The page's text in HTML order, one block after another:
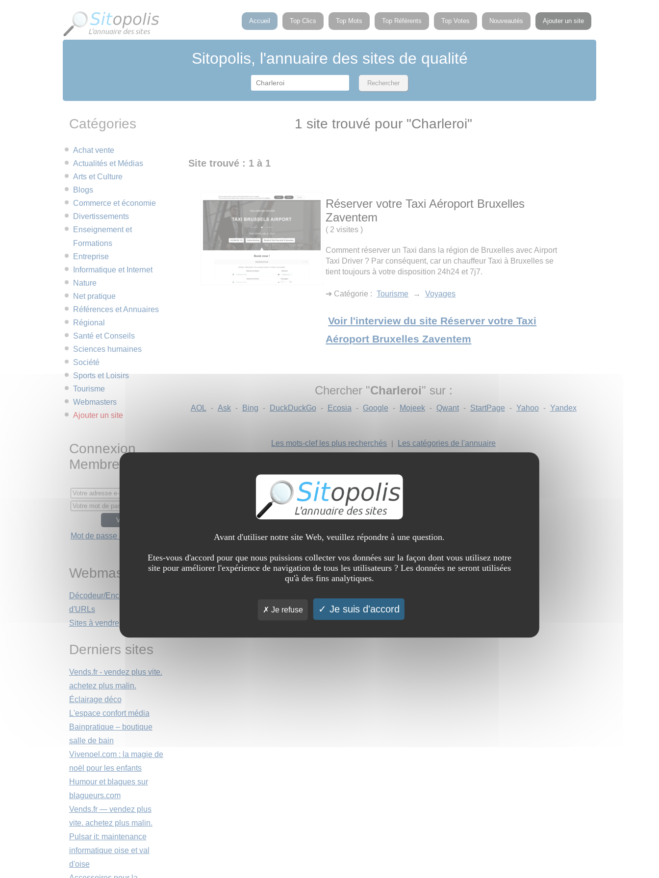
Accueil Top Clics Top Mots Top Référents Top Votes Nouveautés Ajouter un site
Sitopolis, l'annuaire des sites de qualité
1 site trouvé pour "Charleroi"
Site trouvé : 1 à 1
Réserver votre Taxi Aéroport Bruxelles
Zaventem
( 2 visites)
Comment réserver un Taxi dans la région de Bruxelles avec Airport
Taxi Driver ? Par conséquent, car un chauffeur Taxi à Bruxelles se
tient toujours à votre disposition 24h24 et 7j7.
➔ Catégorie : Tourisme → Voyages
Voir l'interview du site Réserver votre Taxi
Aéroport Bruxelles Zaventem
Chercher "Charleroi" sur :
AOL - Ask - Bing - DuckDuckGo - Ecosia - Google - Mojeek - Qwant - StartPage - Yahoo - Yandex
Les mots-clef les plus recherchés | Les catégories de l'annuaire
Catégories
Achat vente
Actualités et Médias
Arts et Culture
Blogs
Commerce et économie
Divertissements
Enseignement et
Formations
Entreprise
Informatique et Internet
Nature
Net pratique
Références et Annuaires
Régional
Santé et Conseils
Sciences humaines
Société
Sports et Loisirs
Tourisme
Webmasters
Ajouter un site
Connexion
Membres
Mot de passe oublié ?
Webmasters
Décodeur/Encodeur
d'URLs
Sites à vendre
Derniers sites
Vends.fr - vendez plus vite.
achetez plus malin.
Éclairage déco
L'espace confort média
Bainpratique – boutique
salle de bain
Vivenoel.com : la magie de
noël pour les enfants
Humour et blagues sur
blagueurs.com
Vends.fr — vendez plus
vite. achetez plus malin.
Pulsar it: maintenance
informatique oise et val
d'oise
Avant d'utiliser notre site Web, veuillez répondre à une question.
Etes-vous d'accord pour que nous puissions collecter vos données sur la façon dont vous utilisez notre
site pour améliorer l'expérience de navigation de tous les utilisateurs ? Les données ne seront utilisées
qu'à des fins analytiques.
Je refuse Je suis d'accord